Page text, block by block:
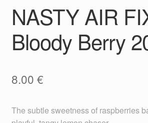
NASTY AIR
Bloody Berry
8.00 €
The subtle sweetness of raspberries